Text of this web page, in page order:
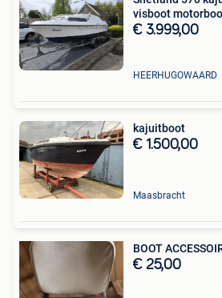
visboot
€ 3.999,00
HEERHUGOWAARD
kajuitboot
€ 1.500,00
Maasbracht
BOOT
€ 25,00